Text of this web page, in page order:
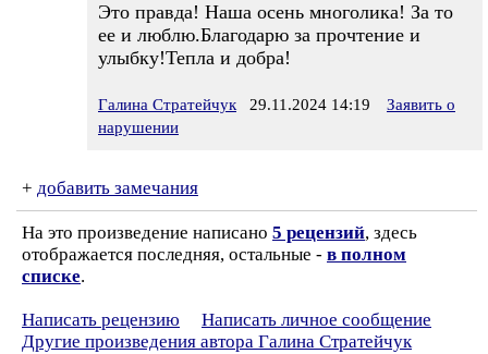
Это правда! Наша осень многолика! За то
ее и люблю.Благодарю за прочтение и
улыбку!Тепла и добра!
Галина Стратейчук 29.11.2024 14:19
Заявить о
нарушении
+ добавить замечания
На это произведение написано 5 рецензий, здесь
отображается последняя, остальные - в полном
списке.
Написать рецензию
Написать личное сообщение
Другие произведения автора Галина Стратейчук